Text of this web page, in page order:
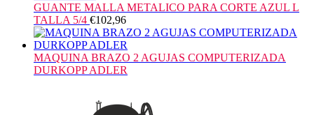
GUANTE MALLA METALICO PARA CORTE AZUL L
TALLA 5/4 €102,96
MAQUINA BRAZO 2 AGUJAS COMPUTERIZADA
DURKOPP ADLER